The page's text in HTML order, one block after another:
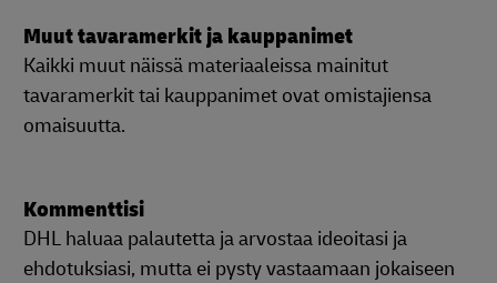
Muut tavaramerkit ja kauppanimet
Kaikki muut näissä materiaaleissa mainitut
tavaramerkit tai kauppanimet ovat omistajiensa
omaisuutta.
Kommenttisi
DHL haluaa palautetta ja arvostaa ideoitasi ja
ehdotuksiasi, mutta ei pysty vastaamaan jokaiseen